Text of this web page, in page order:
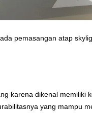
pemasangan atap
karena dikenal memiliki
yang mampu